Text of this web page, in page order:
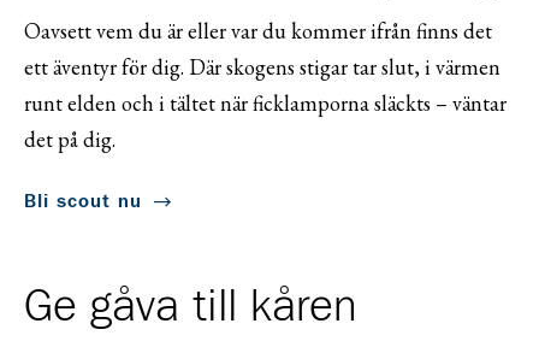
Oavsett vem du är eller var du kommer ifrån finns det
ett äventyr för dig. Där skogens stigar tar slut, i värmen
runt elden och i tältet när ficklamporna släckts – väntar
det på dig.
Bli scout nu
Ge gåva till kåren